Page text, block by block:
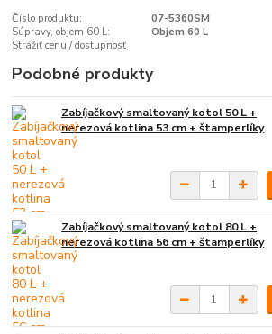
Číslo produktu:
07-5360SM
Súpravy, objem 60 L:
Objem 60 L
Strážiť cenu / dostupnosť
Podobné produkty
Zabíjačkový smaltovaný kotol 50 L +
nerezová kotlina 53 cm + štamperlíky
Zabíjačkový smaltovaný kotol 80 L +
nerezová kotlina 56 cm + štamperlíky